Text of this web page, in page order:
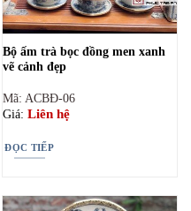
Bộ ấm trà bọc đồng men xanh
vẽ cảnh đẹp
Mã: ACBĐ-06
Giá: Liên hệ
ĐỌC TIẾP